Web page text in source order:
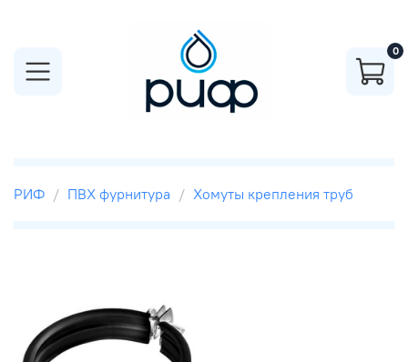
0
РИФ ПВХ фурнитура Хомуты крепления труб